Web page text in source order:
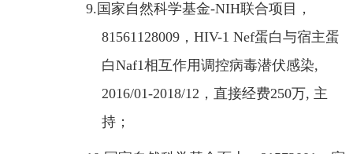
9. 国家自然科学基金-NIH联合项目，
81561128009， HIV-1 Nef蛋白与宿主蛋
白Naf1相互作用调控病毒潜伏感染,
2016/01-2018/12 ，直接经费250万, 主
持；